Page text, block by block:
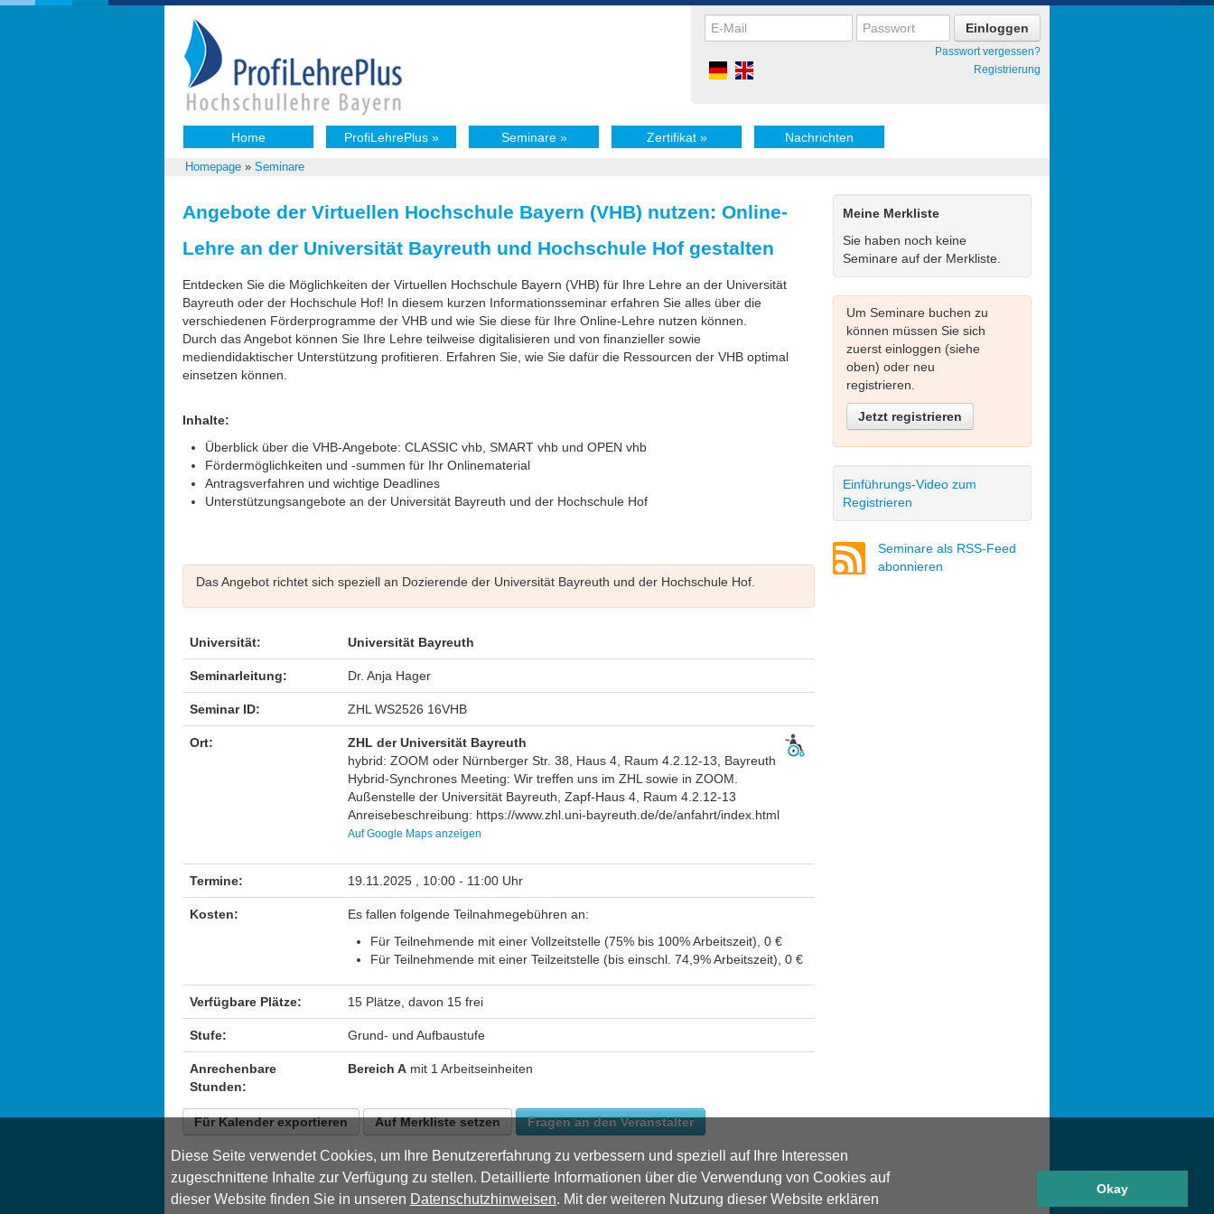
Diese Seite verwendet Cookies, um Ihre Benutzererfahrung zu verbessern und speziell auf Ihre Interessen
zugeschnittene Inhalte zur Verfügung zu stellen. Detaillierte Informationen über die Verwendung von Cookies auf
dieser Website finden Sie in unseren Datenschutzhinweisen. Mit der weiteren Nutzung dieser Website erklären
Okay
Passwort vergessen?
Registrierung
Home ProfiLehrePlus» Seminare» Zertifikat» Nachrichten
Homepage » Seminare
Angebote der Virtuellen Hochschule Bayern (VHB) nutzen: Online-
Lehre an der Universität Bayreuth und Hochschule Hof gestalten
Entdecken Sie die Möglichkeiten der Virtuellen Hochschule Bayern (VHB) für Ihre Lehre an der Universität
Bayreuth oder der Hochschule Hof! In diesem kurzen Informationsseminar erfahren Sie alles über die
verschiedenen Förderprogramme der VHB und wie Sie diese für Ihre Online-Lehre nutzen können.
Durch das Angebot können Sie Ihre Lehre teilweise digitalisieren und von finanzieller sowie
mediendidaktischer Unterstützung profitieren. Erfahren Sie, wie Sie dafür die Ressourcen der VHB optimal
einsetzen können.
Inhalte:
Überblick über die VHB-Angebote: CLASSIC vhb, SMART vhb und OPEN vhb
Fördermöglichkeiten und -summen für Ihr Onlinematerial
Antragsverfahren und wichtige Deadlines
Unterstützungsangebote an der Universität Bayreuth und der Hochschule Hof
Das Angebot richtet sich speziell an Dozierende der Universität Bayreuth und der Hochschule Hof.
Universität: Universität Bayreuth
Seminarleitung: Dr. Anja Hager
Seminar ID: ZHL WS2526 16VHB
Ort:
ZHL der Universität Bayreuth
hybrid: ZOOM oder Nürnberger Str. 38, Haus 4, Raum 4.2.12-13, Bayreuth
Hybrid-Synchrones Meeting: Wir treffen uns im ZHL sowie in ZOOM.
Außenstelle der Universität Bayreuth, Zapf-Haus 4, Raum 4.2.12-13
Anreisebeschreibung: https://www.zhl.uni-bayreuth.de/de/anfahrt/index.html
Auf Google Maps anzeigen
Termine: 19.11.2025 , 10:00 - 11:00 Uhr
Kosten:
Es fallen folgende Teilnahmegebühren an:
Für Teilnehmende mit einer Vollzeitstelle (75% bis 100% Arbeitszeit), 0 €
Für Teilnehmende mit einer Teilzeitstelle (bis einschl. 74,9% Arbeitszeit), 0 €
Verfügbare Plätze: 15 Plätze, davon 15 frei
Stufe: Grund- und Aufbaustufe
Anrechenbare
Stunden:
Bereich A mit 1 Arbeitseinheiten
Für Kalender exportieren Auf Merkliste setzen Fragen an den Veranstalter
Meine Merkliste
Sie haben noch keine
Seminare auf der Merkliste.
Um Seminare buchen zu
können müssen Sie sich
zuerst einloggen (siehe
oben) oder neu
registrieren.
Jetzt registrieren
Einführungs-Video zum
Registrieren
Seminare als RSS-Feed
abonnieren